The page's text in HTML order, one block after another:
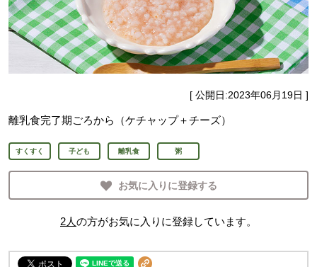
[ 公開日:2023年06月19日 ]
離乳食完了期ごろから（ケチャップ＋チーズ）
すくすく 子ども 離乳食 粥
お気に入りに登録する
2人の方がお気に入りに登録しています。